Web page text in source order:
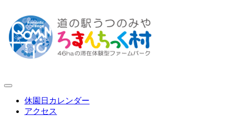
休園日カレンダー
アクセス